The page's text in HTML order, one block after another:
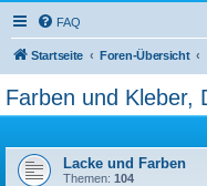
FAQ
Startseite Foren-Übersicht
Farben und Kleber,
Lacke und Farben
Themen: 104